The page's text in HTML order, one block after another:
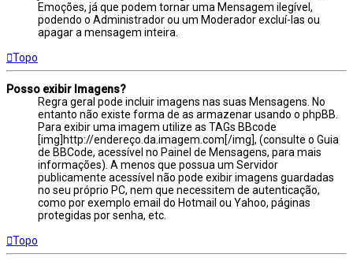
Emoções, já que podem tornar uma Mensagem ilegível,
podendo o Administrador ou um Moderador excluí-las ou
apagar a mensagem inteira.
Topo
Posso exibir Imagens?
Regra geral pode incluir imagens nas suas Mensagens. No
entanto não existe forma de as armazenar usando o phpBB.
Para exibir uma imagem utilize as TAGs BBcode
[img]http://endereço.da.imagem.com[/img], (consulte o Guia
de BBCode, acessível no Painel de Mensagens, para mais
informações). A menos que possua um Servidor
publicamente acessível não pode exibir imagens guardadas
no seu próprio PC, nem que necessitem de autenticação,
como por exemplo email do Hotmail ou Yahoo, páginas
protegidas por senha, etc.
Topo